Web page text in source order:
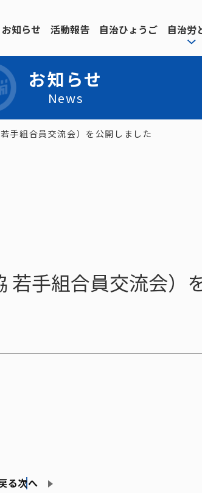
お知らせ 活動報告 自治ひょうご 自治労
お知らせ
News
手組合員交流会）を公開しました
若手組合員交流会）
る次へ